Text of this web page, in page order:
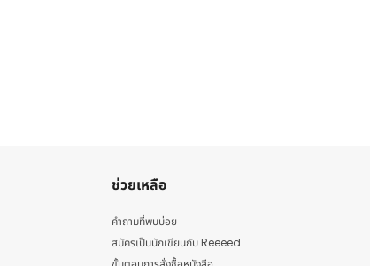
ช่วยเหลือ
คำถามที่พบบ่อย
สมัครเป็นนักเขียนกับ Reeeed